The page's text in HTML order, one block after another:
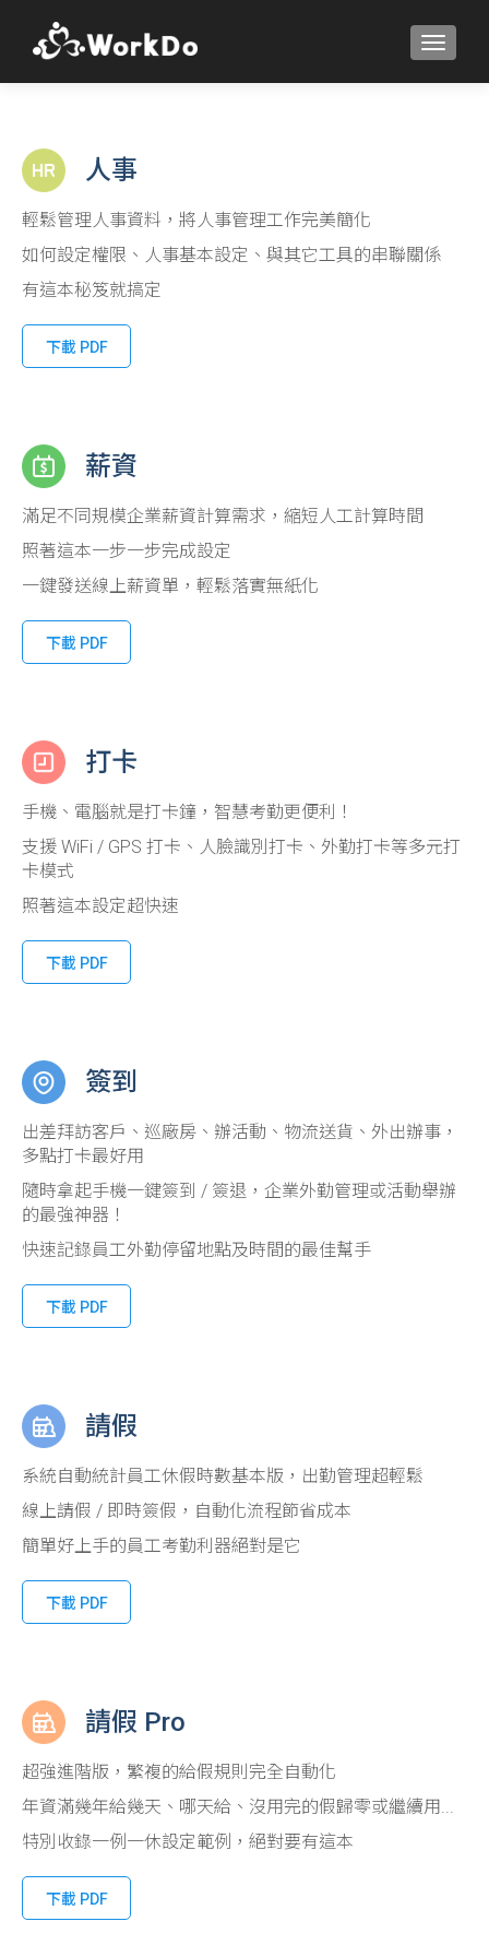
人事
輕鬆管理人事資料，將人事管理工作完美簡化
如何設定權限、人事基本設定、與其它工具的串聯關係
有這本秘笈就搞定
下載 PDF
薪資
滿足不同規模企業薪資計算需求，縮短人工計算時間
照著這本一步一步完成設定
一鍵發送線上薪資單，輕鬆落實無紙化
下載 PDF
打卡
手機、電腦就是打卡鐘，智慧考勤更便利！
支援 WiFi / GPS 打卡、人臉識別打卡、外勤打卡等多元打
卡模式
照著這本設定超快速
下載 PDF
簽到
出差拜訪客戶、巡廠房、辦活動、物流送貨、外出辦事，
多點打卡最好用
隨時拿起手機一鍵簽到 / 簽退，企業外勤管理或活動舉辦
的最強神器！
快速記錄員工外勤停留地點及時間的最佳幫手
下載 PDF
請假
系統自動統計員工休假時數基本版，出勤管理超輕鬆
線上請假 / 即時簽假，自動化流程節省成本
簡單好上手的員工考勤利器絕對是它
下載 PDF
請假 Pro
超強進階版，繁複的給假規則完全自動化
年資滿幾年給幾天、哪天給、沒用完的假歸零或繼續用...
特別收錄一例一休設定範例，絕對要有這本
下載 PDF